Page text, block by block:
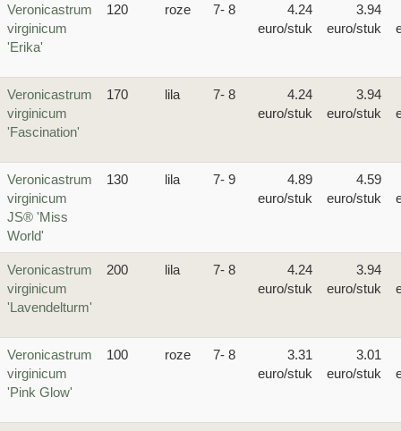
Veronicastrum
virginicum
'Erika'
120 roze 7- 8
4.24
euro/stuk
3.94
euro/stuk
Veronicastrum
virginicum
'Fascination'
170 lila 7- 8
4.24
euro/stuk
3.94
euro/stuk
Veronicastrum
virginicum
JS® 'Miss
World'
130 lila 7- 9
4.89
euro/stuk
4.59
euro/stuk
Veronicastrum
virginicum
'Lavendelturm'
200 lila 7- 8
4.24
euro/stuk
3.94
euro/stuk
Veronicastrum
virginicum
'Pink Glow'
100 roze 7- 8
3.31
euro/stuk
3.01
euro/stuk